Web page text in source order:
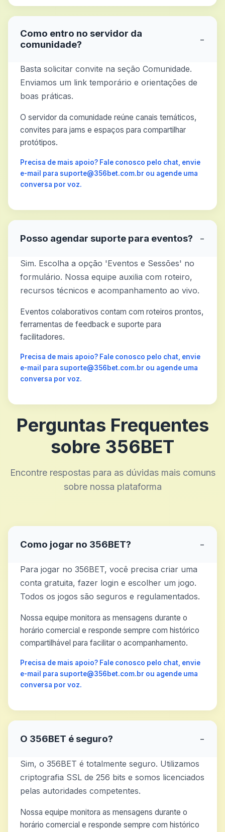
Como entro no servidor da
comunidade?
−
Basta solicitar convite na seção Comunidade.
Enviamos um link temporário e orientações de
boas práticas.
O servidor da comunidade reúne canais temáticos,
convites para jams e espaços para compartilhar
protótipos.
Precisa de mais apoio? Fale conosco pelo chat, envie
e-mail para suporte@356bet.com.br ou agende uma
conversa por voz.
Posso agendar suporte para eventos? −
Sim. Escolha a opção 'Eventos e Sessões' no
formulário. Nossa equipe auxilia com roteiro,
recursos técnicos e acompanhamento ao vivo.
Eventos colaborativos contam com roteiros prontos,
ferramentas de feedback e suporte para
facilitadores.
Precisa de mais apoio? Fale conosco pelo chat, envie
e-mail para suporte@356bet.com.br ou agende uma
conversa por voz.
Perguntas Frequentes
sobre 356BET
Encontre respostas para as dúvidas mais comuns
sobre nossa plataforma
Como jogar no 356BET? −
Para jogar no 356BET, você precisa criar uma
conta gratuita, fazer login e escolher um jogo.
Todos os jogos são seguros e regulamentados.
Nossa equipe monitora as mensagens durante o
horário comercial e responde sempre com histórico
compartilhável para facilitar o acompanhamento.
Precisa de mais apoio? Fale conosco pelo chat, envie
e-mail para suporte@356bet.com.br ou agende uma
conversa por voz.
O 356BET é seguro? −
Sim, o 356BET é totalmente seguro. Utilizamos
criptografia SSL de 256 bits e somos licenciados
pelas autoridades competentes.
Nossa equipe monitora as mensagens durante o
horário comercial e responde sempre com histórico